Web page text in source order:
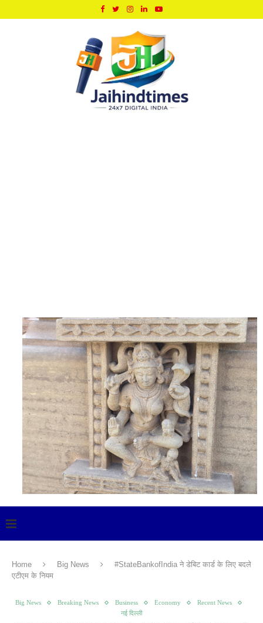
Home Big News
#StateBankofIndia ने डेबिट कार्ड के लिए बदले
एटीएम के नियम
Big News Breaking News Business Economy
Recent News
नई दिल्ली